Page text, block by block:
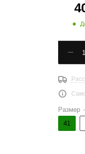
Размер
41